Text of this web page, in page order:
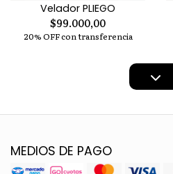
Velador PLIEGO
$99.000,00
20% OFF con transferencia
MEDIOS DE PAGO